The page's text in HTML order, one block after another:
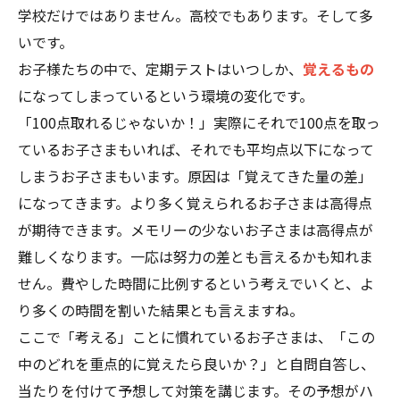
学校だけではありません。高校でもあります。そして多
いです。
お子様たちの中で、定期テストはいつしか、 覚えるもの
になってしまっているという環境の変化です。
「100点取れるじゃないか！」実際にそれで100点を取っ
ているお子さまもいれば、それでも平均点以下になって
しまうお子さまもいます。原因は「覚えてきた量の差」
になってきます。より多く覚えられるお子さまは高得点
が期待できます。メモリーの少ないお子さまは高得点が
難しくなります。一応は努力の差とも言えるかも知れま
せん。費やした時間に比例するという考えでいくと、よ
り多くの時間を割いた結果とも言えますね。
ここで「考える」ことに慣れているお子さまは、「この
中のどれを重点的に覚えたら良いか？」と自問自答し、
当たりを付けて予想して対策を講じます。その予想がハ